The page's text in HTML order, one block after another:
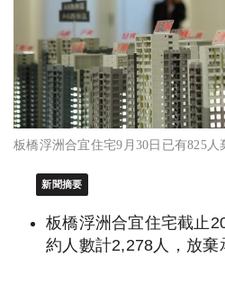
板橋浮洲合宜住宅9月30日已有825人
新聞摘要
板橋浮洲合宜住宅截止
約人數計2,278人，放棄